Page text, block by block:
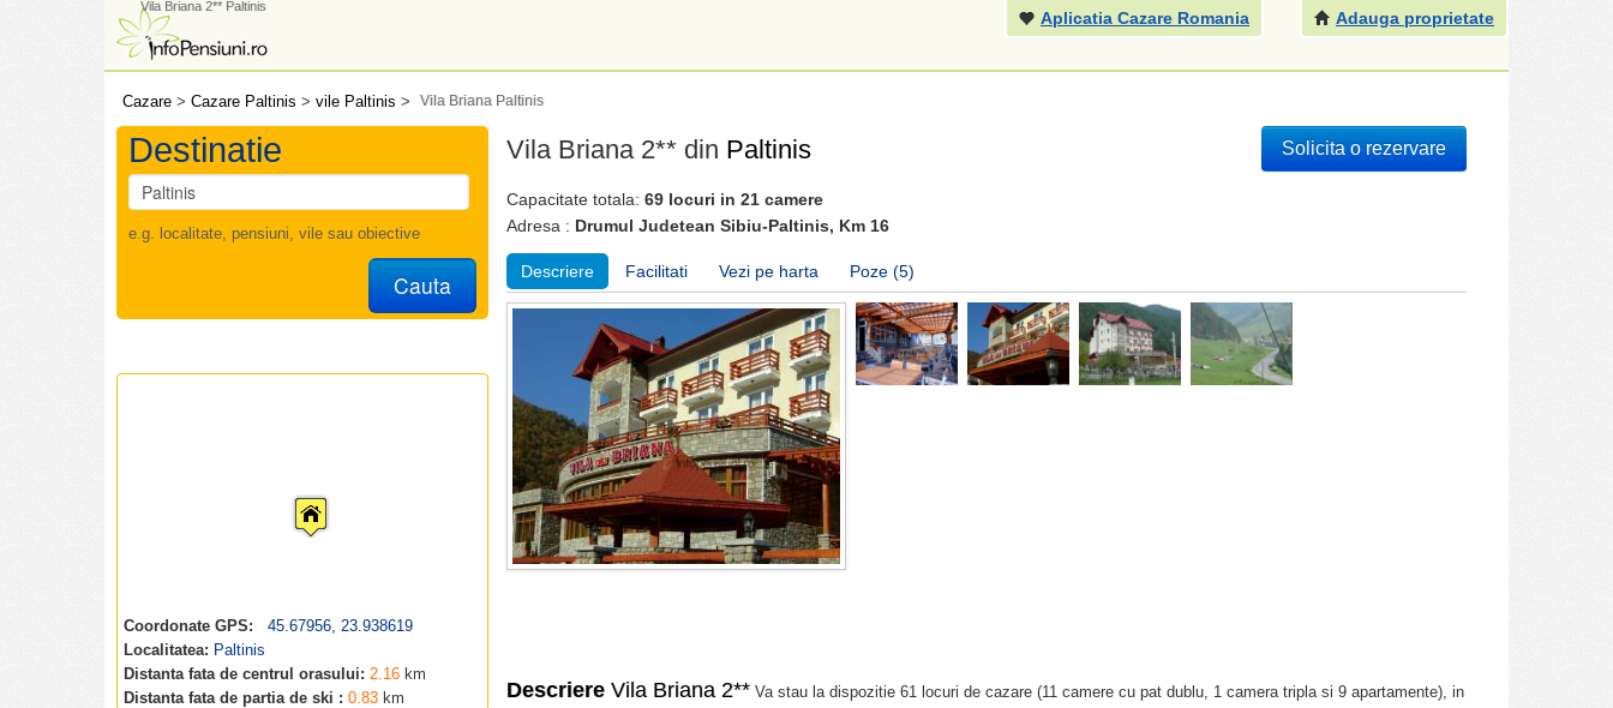
Vila Briana 2** Paltinis
Adauga proprietate
Aplicatia Cazare Romania
Cazare > Cazare Paltinis > vile Paltinis > Vila Briana Paltinis
Destinatie
e.g. localitate, pensiuni, vile sau obiective
Cauta
Coordonate GPS:
45.67956, 23.938619
Localitatea: Paltinis
Distanta fata de centrul orasului: 2.16 km
Distanta fata de partia de ski : 0.83 km
Vila Briana 2** din Paltinis
Capacitate totala: 69 locuri in 21 camere
Adresa : Drumul Judetean Sibiu-Paltinis, Km 16
Descriere Facilitati Vezi pe harta Poze (5)
Solicita o rezervare
Descriere Vila Briana 2** Va stau la dispozitie 61 locuri de cazare (11 camere cu pat dublu, 1 camera tripla si 9 apartamente), in